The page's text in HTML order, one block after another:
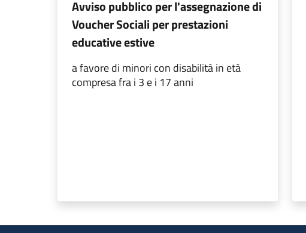
Avviso pubblico per l'assegnazione di
Voucher Sociali per prestazioni
educative estive
a favore di minori con disabilità in età
compresa fra i 3 e i 17 anni